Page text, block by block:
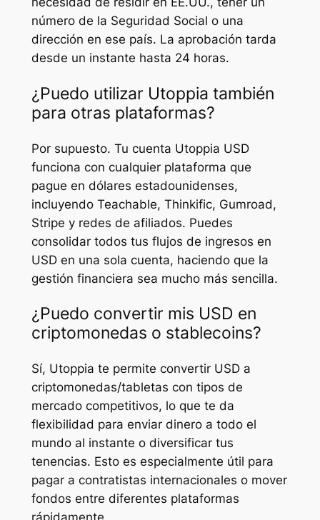
número de la Seguridad Social o una
dirección en ese país. La aprobación tarda
desde un instante hasta 24 horas.
¿Puedo utilizar Utoppia también
para otras plataformas?
Por supuesto. Tu cuenta Utoppia USD
funciona con cualquier plataforma que
pague en dólares estadounidenses,
incluyendo Teachable, Thinkific, Gumroad,
Stripe y redes de afiliados. Puedes
consolidar todos tus flujos de ingresos en
USD en una sola cuenta, haciendo que la
gestión financiera sea mucho más sencilla.
¿Puedo convertir mis USD en
criptomonedas o stablecoins?
Sí, Utoppia te permite convertir USD a
criptomonedas/tabletas con tipos de
mercado competitivos, lo que te da
flexibilidad para enviar dinero a todo el
mundo al instante o diversificar tus
tenencias. Esto es especialmente útil para
pagar a contratistas internacionales o mover
fondos entre diferentes plataformas